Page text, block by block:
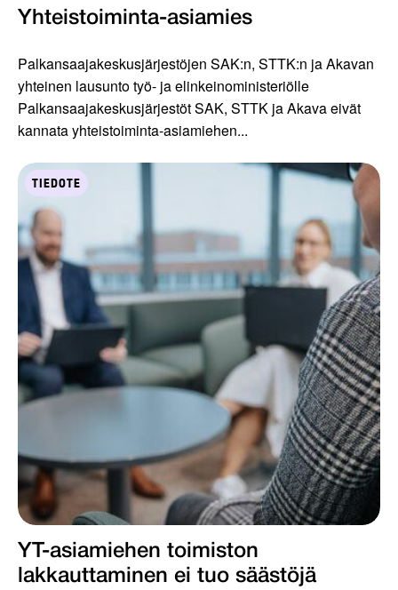
Yhteistoiminta-asiamies
Palkansaajakeskusjärjestöjen SAK:n, STTK:n ja Akavan
yhteinen lausunto työ- ja elinkeinoministeriölle
Palkansaajakeskusjärjestöt SAK, STTK ja Akava eivät
kannata yhteistoiminta-asiamiehen...
TIEDOTE
YT-asiamiehen toimiston
lakkauttaminen ei tuo säästöjä